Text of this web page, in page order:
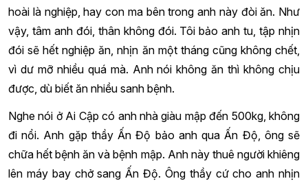
hoài là nghiệp, hay con ma bên trong anh này đòi ăn. Như
vậy, tâm anh đói, thân không đói. Tôi bảo anh tu, tập nhịn
đói sẽ hết nghiệp ăn, nhịn ăn một tháng cũng không chết,
vì dư mỡ nhiều quá mà. Anh nói không ăn thì không chịu
được, dù biết ăn nhiều sanh bệnh.
Nghe nói ở Ai Cập có anh nhà giàu mập đến 500kg, không
đi nổi. Anh gặp thầy Ấn Độ bảo anh qua Ấn Độ, ông sẽ
chữa hết bệnh ăn và bệnh mập. Anh này thuê người khiêng
lên máy bay chở sang Ấn Độ. Ông thầy cứ cho anh nhịn